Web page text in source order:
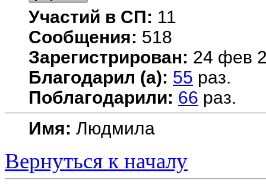
Участий в СП: 11
Сообщения: 518
Зарегистрирован: 24 фев
Благодарил (а): 55 раз.
Поблагодарили: 66 раз.
Имя: Людмила
Вернуться к началу